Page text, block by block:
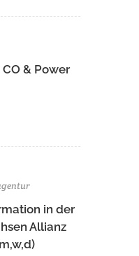
CO & Power
in der
Allianz